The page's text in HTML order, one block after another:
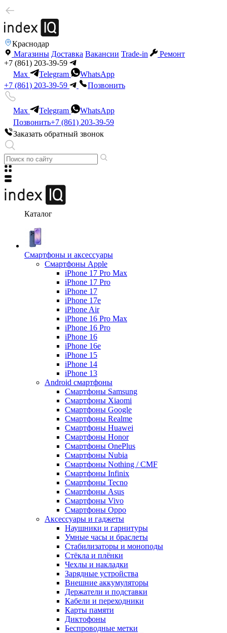
Краснодар
Магазины Доставка Вакансии Trade-in
Ремонт
+7 (861) 203-39-59
Max
Telegram
WhatsApp
+7 (861) 203-39-59
Позвонить
Max Telegram
WhatsApp
Позвонить+7 (861) 203-39-59
Заказать обратный звонок
Каталог
Смартфоны и аксессуары
Смартфоны Apple
iPhone 17 Pro Max
iPhone 17 Pro
iPhone 17
iPhone 17e
iPhone Air
iPhone 16 Pro Max
iPhone 16 Pro
iPhone 16
iPhone 16e
iPhone 15
iPhone 14
iPhone 13
Android cмартфоны
Смартфоны Samsung
Смартфоны Xiaomi
Смартфоны Google
Смартфоны Realme
Смартфоны Huawei
Смартфоны Honor
Смартфоны OnePlus
Смартфоны Nubia
Смартфоны Nothing / CMF
Смартфоны Infinix
Смартфоны Tecno
Смартфоны Asus
Смартфоны Vivo
Смартфоны Oppo
Аксессуары и гаджеты
Наушники и гарнитуры
Умные часы и браслеты
Стабилизаторы и моноподы
Стёкла и плёнки
Чехлы и накладки
Зарядные устройства
Внешние аккумуляторы
Держатели и подставки
Кабели и переходники
Карты памяти
Диктофоны
Беспроводные метки